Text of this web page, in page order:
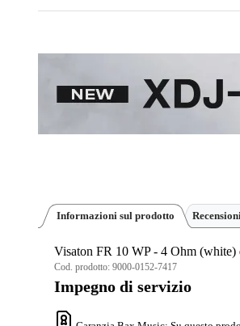
Informazioni sul prodotto
Visaton FR 10 WP - 4 Ohm
Cod. prodotto: 9000-0152-7417
Impegno di servizio